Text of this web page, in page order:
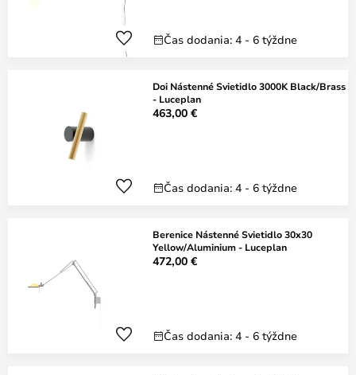
Čas dodania: 4 - 6 týždne
Doi Nástenné Svietidlo 3000K Black/Brass
- Luceplan
463,00 €
Čas dodania: 4 - 6 týždne
Berenice Nástenné Svietidlo 30x30
Yellow/Aluminium - Luceplan
472,00 €
Čas dodania: 4 - 6 týždne